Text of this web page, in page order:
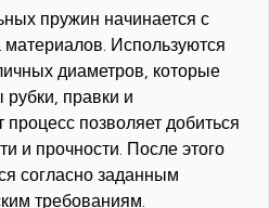
пружин начинается с
Используются
диаметров, которые
рубки, правки и
позволяет добиться
и прочности. После этого
согласно заданным
требованиям.